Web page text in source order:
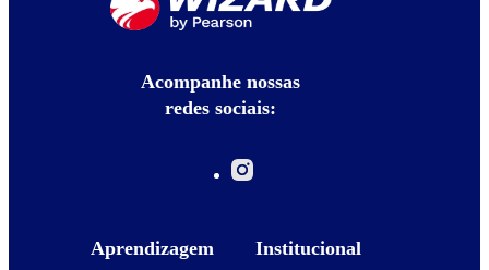
Acompanhe nossas
redes sociais:
Aprendizagem Institucional